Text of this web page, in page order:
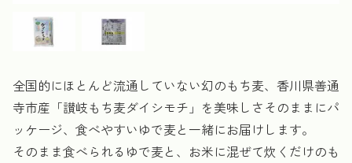
全国的にほとんど流通していない幻のもち麦、香川県善通
寺市産「讃岐もち麦ダイシモチ」を美味しさそのままにパ
ッケージ、食べやすいゆで麦と一緒にお届けします。
そのまま食べられるゆで麦と、お米に混ぜて炊くだけのも